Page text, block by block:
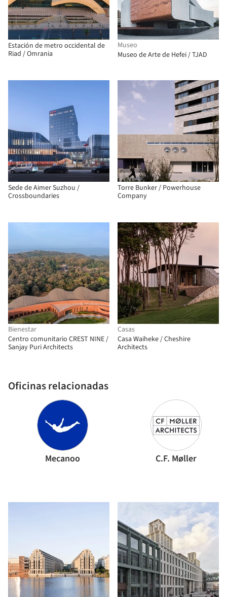
Estación de metro occidental de
Riad / Omrania
Museo
Museo de Arte de Hefei / TJAD
Sede de Aimer Suzhou /
Crossboundaries
Torre Bunker / Powerhouse
Company
Bienestar
Centro comunitario CREST NINE /
Sanjay Puri Architects
Oficinas relacionadas
Mecanoo C.F. Møller
Casas
Casa Waiheke / Cheshire
Architects